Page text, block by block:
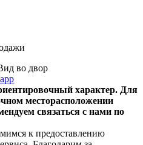
во двор
характер. Для
месторасположении
связаться с нами по
к предоставлению